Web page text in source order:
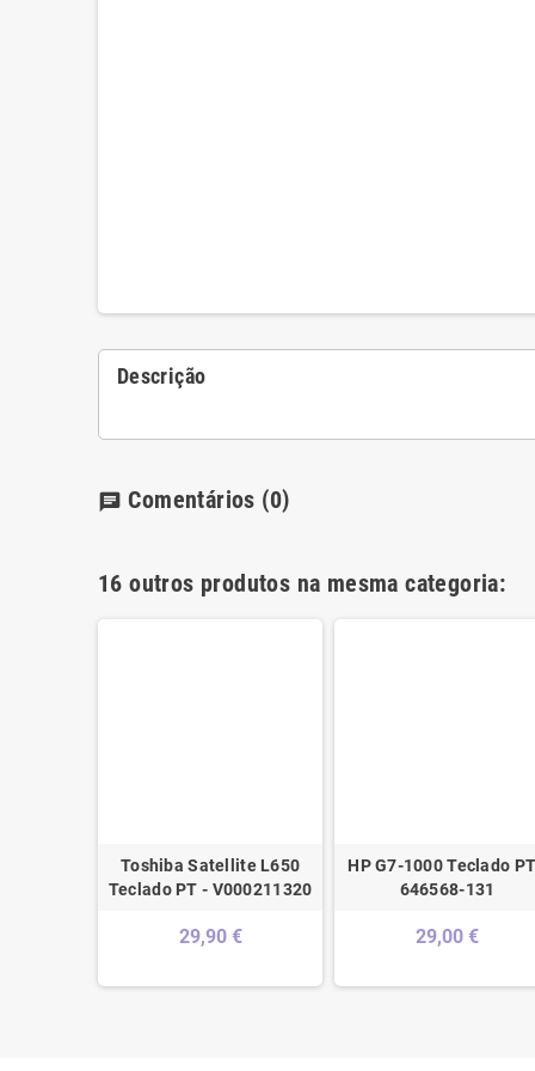
Descrição
chat Comentários (0)
16 outros produtos na mesma categoria:
Toshiba Satellite L650
Teclado PT - V000211320
29,90 €
HP G7-1000 Teclado
646568-131
29,00 €